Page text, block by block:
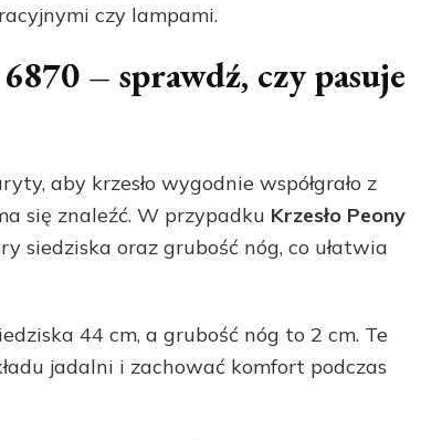
czy lampami.
– sprawdź, czy pasuje
aby krzesło wygodnie współgrało z
się znaleźć. W przypadku Krzesło Peony
siedziska oraz grubość nóg, co ułatwia
44 cm, a grubość nóg to 2 cm. Te
jadalni i zachować komfort podczas